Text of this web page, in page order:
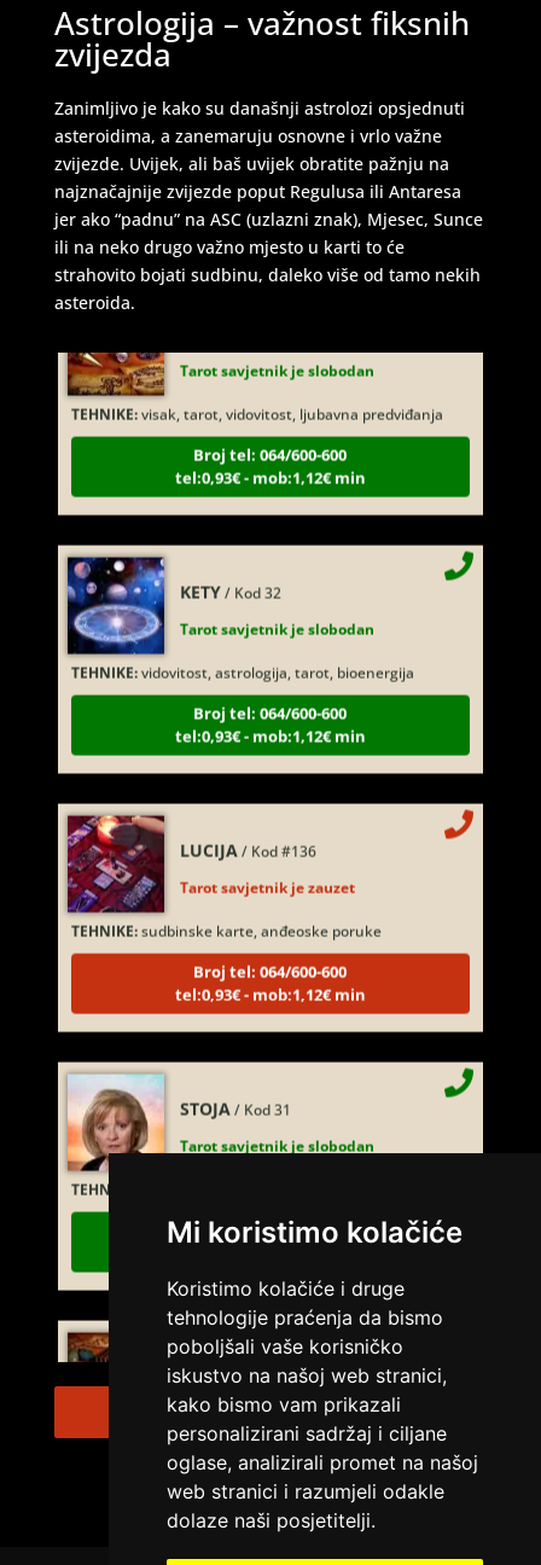
Mi koristimo kolačiće
Koristimo kolačiće i druge
tehnologije praćenja da bismo
poboljšali vaše korisničko
iskustvo na našoj web stranici,
kako bismo vam prikazali
personalizirani sadržaj i ciljane
oglase, analizirali promet na našoj
web stranici i razumjeli odakle
dolaze naši posjetitelji.
Astrologija – važnost fiksnih
zvijezda
Zanimljivo je kako su današnji astrolozi opsjednuti
asteroidima, a zanemaruju osnovne i vrlo važne
zvijezde. Uvijek, ali baš uvijek obratite pažnju na
najznačajnije zvijezde poput Regulusa ili Antaresa
jer ako “padnu” na ASC (uzlazni znak), Mjesec, Sunce
ili na neko drugo važno mjesto u karti to će
strahovito bojati sudbinu, daleko više od tamo nekih
asteroida.
Tarot savjetnik je slobodan
TEHNIKE:kristalna kugla, tarot, vidovitost, visak
Broj tel: 064/600-600
tel:0,93€ - mob:1,12€ min
Tarot savjetnik je slobodan
TEHNIKE: visak, tarot, vidovitost, ljubavna predviđanja
Broj tel: 064/600-600
tel:0,93€ - mob:1,12€ min
KETY / Kod 32
Tarot savjetnik je slobodan
TEHNIKE: vidovitost, astrologija, tarot, bioenergija
Broj tel: 064/600-600
tel:0,93€ - mob:1,12€ min
LUCIJA / Kod #136
Tarot savjetnik je zauzet
TEHNIKE: sudbinske karte, anđeoske poruke
Broj tel: 064/600-600
tel:0,93€ - mob:1,12€ min
STOJA / Kod 31
Tarot savjetnik je slobodan
TEHNIKE:
Broj tel: 064/600-600
tel:0,93€ - mob:1,12€ min
AZRA / Kod 02
Tarot savjetnik je slobodan
TEHNIKE: visak, tarot, vidovitost, ljubavna predviđanja
Broj tel: 064/600-600
tel:0,93€ - mob:1,12€ min
Pregled svih vidovnjaka